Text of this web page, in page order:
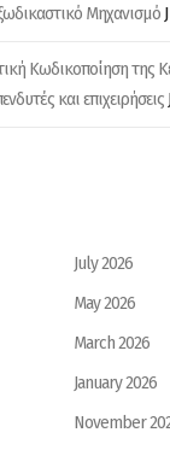
Μηχανισμό
Κωδικοποίηση της
και επιχειρήσεις
July 2026
May 2026
March 2026
January 2026
November